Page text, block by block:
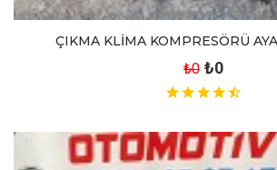
ÇIKMA KLİMA KOMPRESÖRÜ
₺0 ₺0